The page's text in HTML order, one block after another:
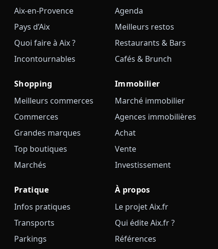
Aix-en-Provence
Pays d’Aix
Quoi faire à Aix ?
Incontournables
Agenda
Meilleurs restos
Restaurants & Bars
Cafés & Brunch
Shopping
Meilleurs commerces
Commerces
Grandes marques
Top boutiques
Marchés
Immobilier
Marché immobilier
Agences immobilières
Achat
Vente
Investissement
Pratique
Infos pratiques
Transports
Parkings
À propos
Le projet Aix.fr
Qui édite Aix.fr ?
Références